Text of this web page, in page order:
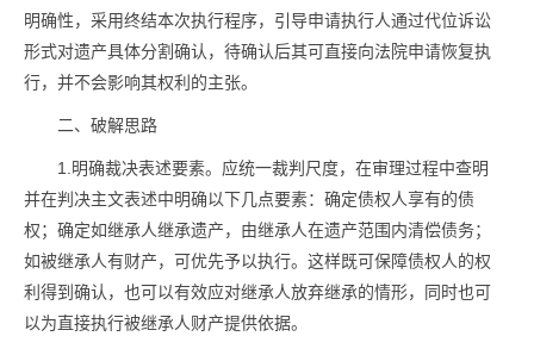
明确性，采用终结本次执行程序，引导申请执行人通过代位诉讼
形式对遗产具体分割确认，待确认后其可直接向法院申请恢复执
行，并不会影响其权利的主张。
二、破解思路
1.明确裁决表述要素。应统一裁判尺度，在审理过程中查明
并在判决主文表述中明确以下几点要素：确定债权人享有的债
权；确定如继承人继承遗产，由继承人在遗产范围内清偿债务；
如被继承人有财产，可优先予以执行。这样既可保障债权人的权
利得到确认，也可以有效应对继承人放弃继承的情形，同时也可
以为直接执行被继承人财产提供依据。